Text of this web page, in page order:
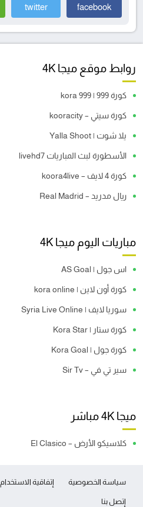
facebook
twitter
روابط موقع ميجا 4K
كورة 999 | kora 999
كورة سيتي – kooracity
يلا شوت | Yalla Shoot
الأسطورة لبث المباريات livehd7
كورة 4 لايف – koora4live
ريال مدريد – Real Madrid
مباريات اليوم ميجا 4K
اس جول | AS Goal
كورة أون لاين | kora online
سوريا لايف | Syria Live Online
كورة ستار | Kora Star
كورة جول | Kora Goal
سير تي في – Sir Tv
ميجا 4K مباشر
كلاسيكو الأرض – El Clasico
سياسة الخصوصية إتفاقية الاستخدام
إتصل بنا